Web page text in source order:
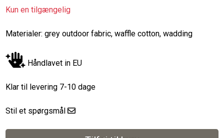
Kun en tilgængelig
Materialer: grey outdoor fabric, waffle cotton, wadding
Håndlavet in EU
Klar til levering 7-10 dage
Stil et spørgsmål